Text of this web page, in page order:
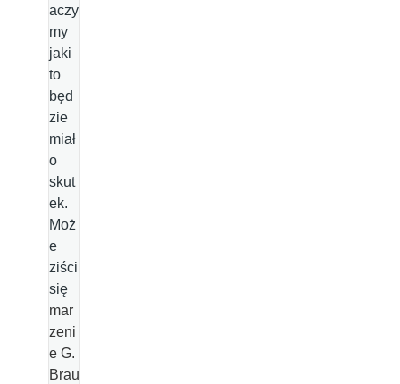
aczy
my
jaki
to
będ
zie
miał
o
skut
ek.
Moż
e
ziści
się
mar
zeni
e G.
Brau